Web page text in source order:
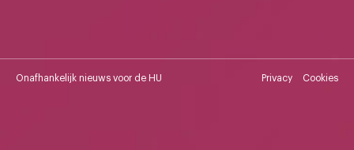
Onafhankelijk nieuws voor de HU Privacy Cookies